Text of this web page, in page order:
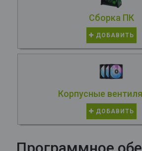
Сборка ПК
ДОБАВИТЬ
Корпусные
ДОБАВИТЬ